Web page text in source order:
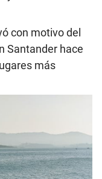
con motivo del
Santander hace
más